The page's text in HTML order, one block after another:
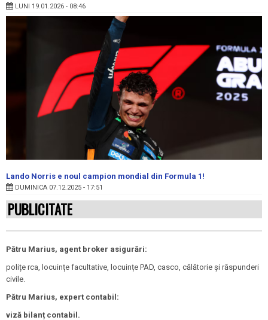
LUNI 19.01.2026 - 08:46
Lando Norris e noul campion mondial din Formula 1!
DUMINICA 07.12.2025 - 17:51
PUBLICITATE
Pătru Marius, agent broker asigurări:
polițe rca, locuințe facultative, locuințe PAD, casco, călătorie și răspunderi
civile.
Pătru Marius, expert contabil:
viză bilanț contabil.